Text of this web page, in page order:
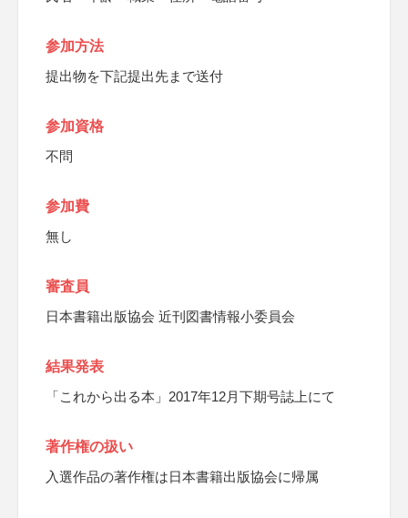
参加方法
提出物を下記提出先まで送付
参加資格
不問
参加費
無し
審査員
日本書籍出版協会 近刊図書情報小委員会
結果発表
「これから出る本」2017年12月下期号誌上にて
著作権の扱い
入選作品の著作権は日本書籍出版協会に帰属